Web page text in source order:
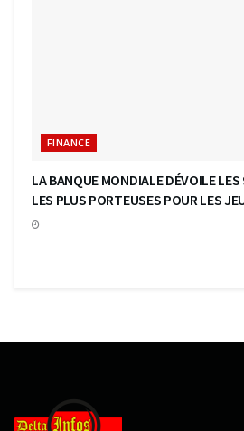
FINANCE
LA BANQUE MONDIALE DÉVOILE LES
LES PLUS PORTEUSES POUR LES